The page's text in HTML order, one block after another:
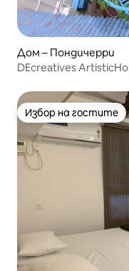
Дом – Пондичерри
DEcreatives
Избор на гостите
Избор на гостите